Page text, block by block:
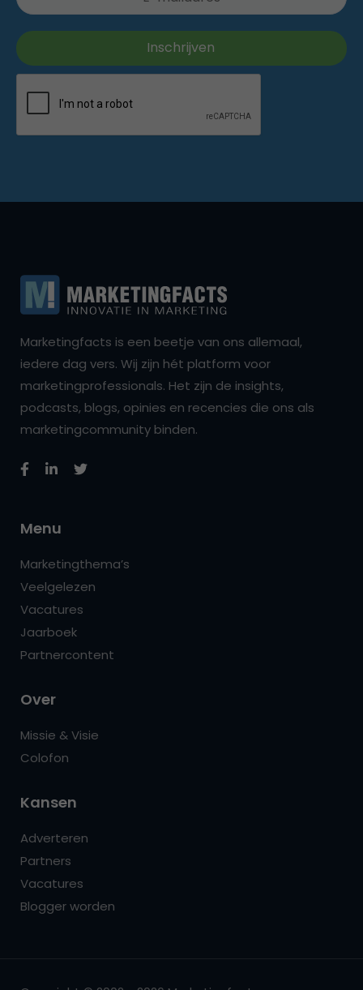
Marketingfacts is een beetje van ons allemaal,
iedere dag vers. Wij zijn hét platform voor
marketingprofessionals. Het zijn de insights,
podcasts, blogs, opinies en recencies die ons als
marketingcommunity binden.
Menu
Marketingthema’s
Veelgelezen
Vacatures
Jaarboek
Partnercontent
Over
Missie & Visie
Colofon
Kansen
Adverteren
Partners
Vacatures
Blogger worden